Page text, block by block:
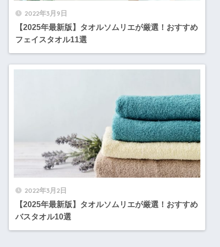
2022年3月9日
【2025年最新版】タオルソムリエが厳選！おすすめ
フェイスタオル11選
2022年3月2日
【2025年最新版】タオルソムリエが厳選！おすすめ
バスタオル10選